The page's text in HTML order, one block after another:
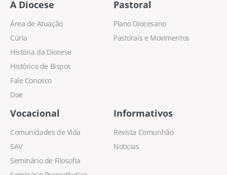
A Diocese
Área de Atuação
Cúria
História da Diocese
Histórico de Bispos
Fale Conosco
Doe
Pastoral
Plano Diocesano
Pastorais e Movimentos
Vocacional
Comunidades de Vida
SAV
Seminário de Filosofia
Informativos
Revista Comunhão
Noticias